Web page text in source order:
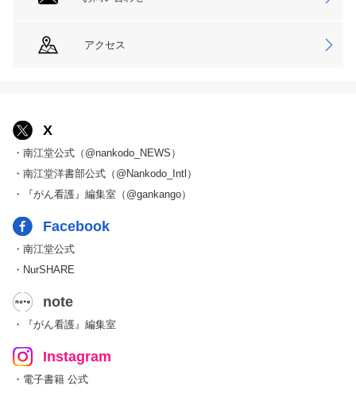
アクセス
X
・南江堂公式（@nankodo_NEWS）
・南江堂洋書部公式（@Nankodo_Intl）
・『がん看護』編集室（@gankango）
Facebook
・南江堂公式
・NurSHARE
note
・『がん看護』編集室
Instagram
・電子書籍 公式